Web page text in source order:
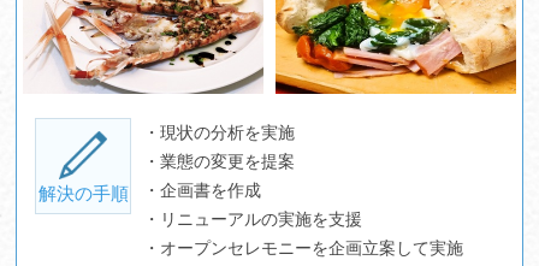
解決の手順
・現状の分析を実施
・業態の変更を提案
・企画書を作成
・リニューアルの実施を支援
・オープンセレモニーを企画立案して実施